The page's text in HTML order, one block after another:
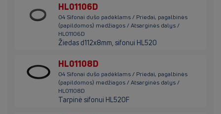
HL01106D
04 Sifonai dušo padėklams / Priedai, pagalbinės
(papildomos) medžiagos / Atsarginės dalys /
HL01106D
Žiedas d112x8mm, sifonui HL520
HL01108D
04 Sifonai dušo padėklams / Priedai, pagalbinės
(papildomos) medžiagos / Atsarginės dalys /
HL01108D
Tarpinė sifonui HL520F